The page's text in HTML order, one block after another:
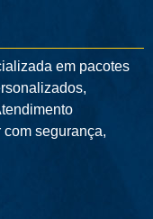
em pacotes
segurança,